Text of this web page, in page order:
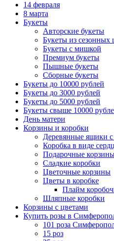
14 февраля
8 марта
Букеты
Авторские букеты
Букеты из сезонных
Букеты с мишкой
Премиум букеты
Пышные букеты
Сборные букеты
Букеты до 10000 рублей
Букеты до 3000 рублей
Букеты до 5000 рублей
Букеты свыше 10000
День матери
Корзины и коробки
Деревянные ящики с
Коробка в виде
Подарочные
Сладкие коробки
Цветочные корзины
Цветы в коробке
Плайм
Шляпные коробки
Корзины с цветами
Купить розы в
101 роза
15 роз